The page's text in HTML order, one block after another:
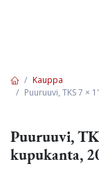
Kauppa
Puuruuvi, TKS 7 ×
Puuruuvi,
kupukanta,